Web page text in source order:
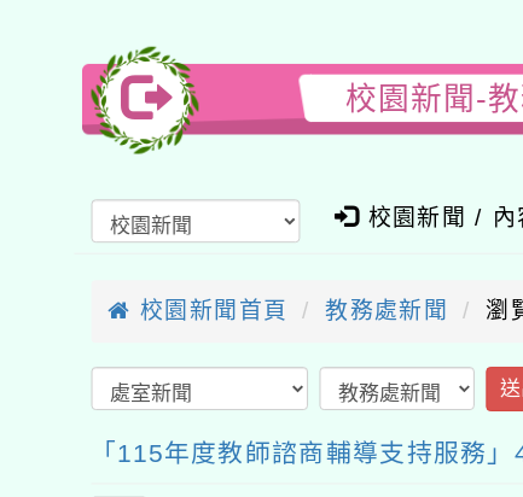
校園新聞-
校園新聞 / 內
校園新聞首頁 教務處新聞 瀏
「115年度教師諮商輔導支持服務